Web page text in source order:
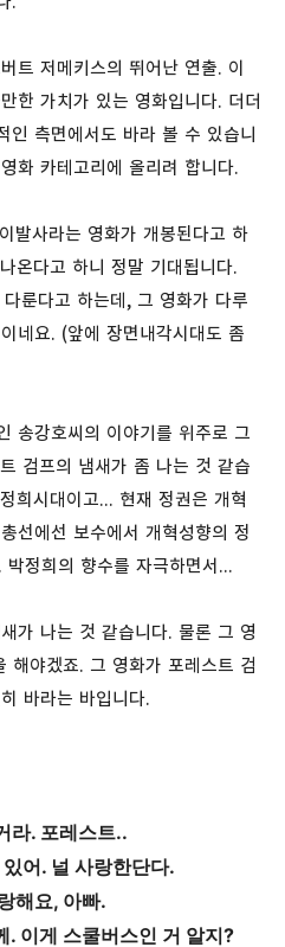
트 저메키스의 뛰어난 연출. 이
한 가치가 있는 영화입니다. 더더
인 측면에서도 바라 볼 수 있습니
화 카테고리에 올리려 합니다.
발사라는 영화가 개봉된다고 하
온다고 하니 정말 기대됩니다.
룬다고 하는데, 그 영화가 다루
네요. (앞에 장면내각시대도 좀
송강호씨의 이야기를 위주로 그
검프의 냄새가 좀 나는 것 같습
희시대이고... 현재 정권은 개혁
선에선 보수에서 개혁성향의 정
정희의 향수를 자극하면서...
가 나는 것 같습니다. 물론 그 영
해야겠죠. 그 영화가 포레스트 검
바라는 바입니다.
라. 포레스트..
어. 널 사랑한단다.
해요, 아빠.
. 이게 스쿨버스인 거 알지?